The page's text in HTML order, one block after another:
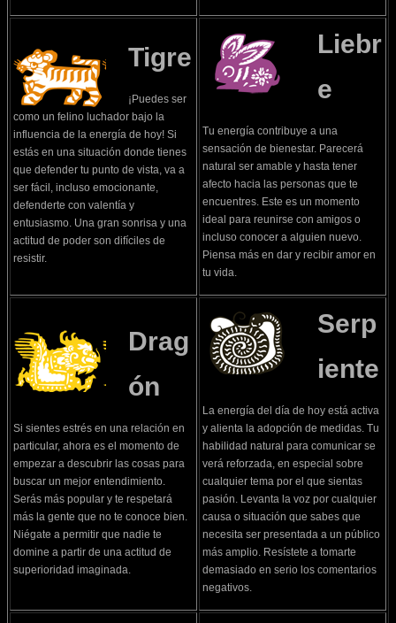
Tigre
¡Puedes ser
como un felino luchador bajo la
influencia de la energía de hoy! Si
estás en una situación donde tienes
que defender tu punto de vista, va a
ser fácil, incluso emocionante,
defenderte con valentía y
entusiasmo. Una gran sonrisa y una
actitud de poder son difíciles de
resistir.
Liebr
e
Tu energía contribuye a una
sensación de bienestar. Parecerá
natural ser amable y hasta tener
afecto hacia las personas que te
encuentres. Este es un momento
ideal para reunirse con amigos o
incluso conocer a alguien nuevo.
Piensa más en dar y recibir amor en
tu vida.
Drag
ón
Si sientes estrés en una relación en
particular, ahora es el momento de
empezar a descubrir las cosas para
buscar un mejor entendimiento.
Serás más popular y te respetará
más la gente que no te conoce bien.
Niégate a permitir que nadie te
domine a partir de una actitud de
superioridad imaginada.
Serp
iente
La energía del día de hoy está activa
y alienta la adopción de medidas. Tu
habilidad natural para comunicar se
verá reforzada, en especial sobre
cualquier tema por el que sientas
pasión. Levanta la voz por cualquier
causa o situación que sabes que
necesita ser presentada a un público
más amplio. Resístete a tomarte
demasiado en serio los comentarios
negativos.